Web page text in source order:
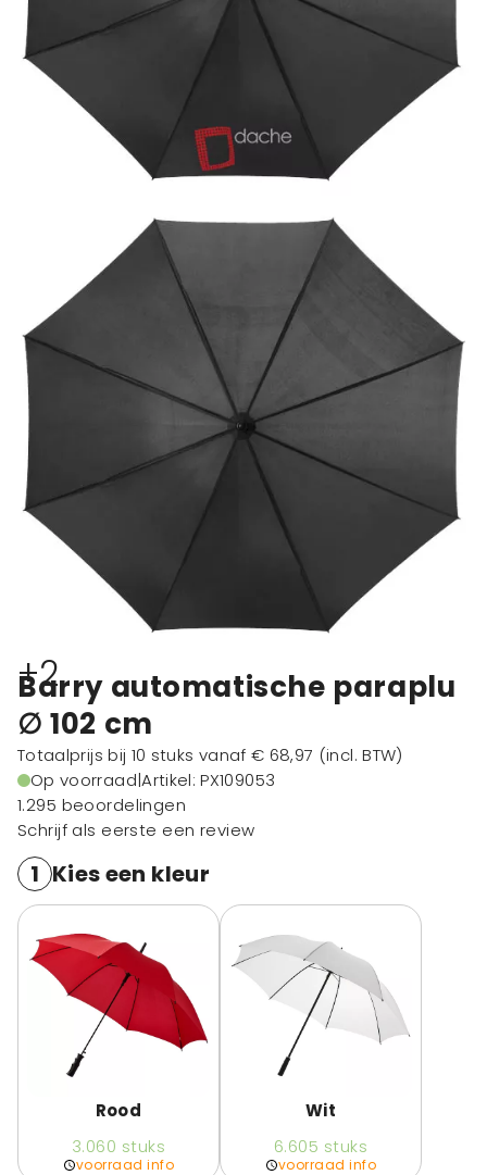
+2
Barry automatische paraplu
∅ 102 cm
Totaalprijs bij 10 stuks vanaf € 68,97 (incl. BTW)
Op voorraad|Artikel: PX109053
1.295 beoordelingen
Schrijf als eerste een review
1 Kies een kleur
Rood
3.060 stuks
voorraad info
Wit
6.605 stuks
voorraad info